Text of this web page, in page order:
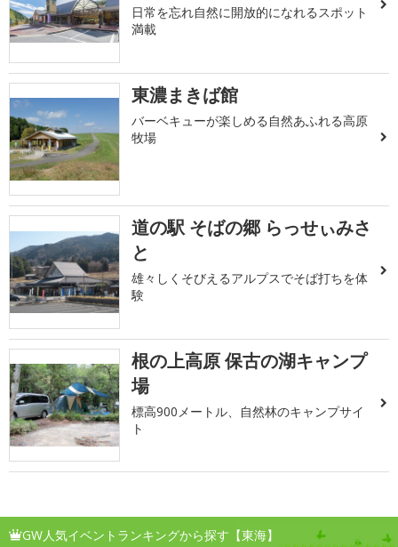
日常を忘れ自然に開放的になれるスポット
満載
東濃まきば館
バーベキューが楽しめる自然あふれる高原
牧場
道の駅 そばの郷 らっせぃみさ
と
雄々しくそびえるアルプスでそば打ちを体
験
根の上高原 保古の湖キャンプ
場
標高900メートル、自然林のキャンプサイ
ト
GW人気イベントランキングから探す【東海】